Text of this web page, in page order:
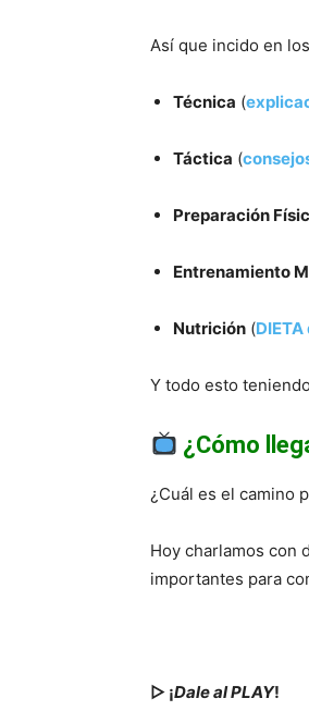
Así que incido en los
Técnica (
Táctica (
Preparación
Entrenamiento
Nutrición (
Y todo esto
¿Cómo
¿Cuál es el camino
Hoy charlamos con
importantes para
▷ ¡Dale al PLAY!